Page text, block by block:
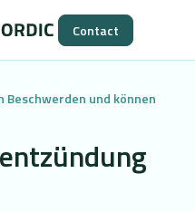
Contact
und können